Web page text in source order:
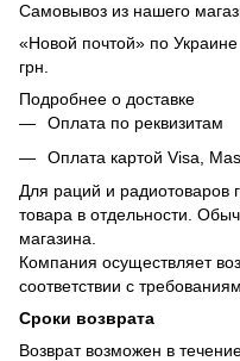
Самовывоз из нашего
«Новой почтой» по
грн.
Подробнее о доставке
Оплата по реквизитам
Оплата картой Visa,
Для раций и радиотоваров
товара в отдельности.
магазина.
Компания осуществляет
соответствии с
Сроки возврата
Возврат возможен в